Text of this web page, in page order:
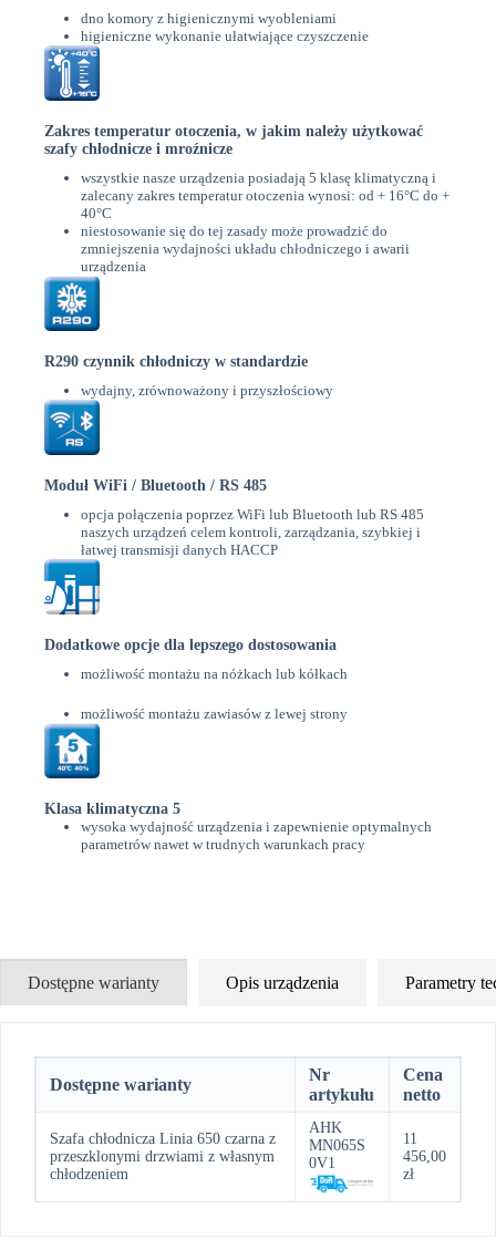
dno komory z higienicznymi wyobleniami
higieniczne wykonanie ułatwiające czyszczenie
Zakres temperatur otoczenia, w jakim należy użytkować
szafy chłodnicze i mroźnicze
wszystkie nasze urządzenia posiadają 5 klasę klimatyczną i
zalecany zakres temperatur otoczenia wynosi: od + 16°C do +
40°C
niestosowanie się do tej zasady może prowadzić do
zmniejszenia wydajności układu chłodniczego i awarii
urządzenia
R290 czynnik chłodniczy w standardzie
wydajny, zrównoważony i przyszłościowy
Moduł WiFi / Bluetooth / RS 485
opcja połączenia poprzez WiFi lub Bluetooth lub RS 485
naszych urządzeń celem kontroli, zarządzania, szybkiej i
łatwej transmisji danych HACCP
Dodatkowe opcje dla lepszego dostosowania
możliwość montażu na nóżkach lub kółkach
możliwość montażu zawiasów z lewej strony
Klasa klimatyczna 5
wysoka wydajność urządzenia i zapewnienie optymalnych
parametrów nawet w trudnych warunkach pracy
Dostępne warianty Opis urządzenia Parametry
Dostępne warianty
Nr
artykułu
Cena
netto
Szafa chłodnicza Linia 650 czarna z
przeszklonymi drzwiami z własnym
chłodzeniem
AHK
MN065S
0V1
11
456,00
zł